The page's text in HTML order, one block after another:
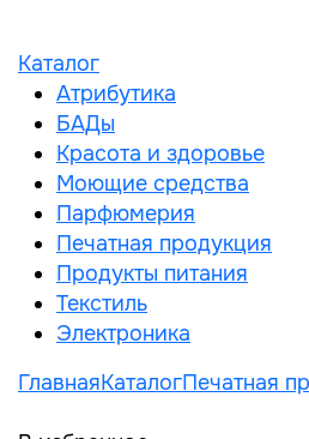
Каталог
Атрибутика
БАДы
Красота и здоровье
Моющие средства
Парфюмерия
Печатная продукция
Продукты питания
Текстиль
Электроника
ГлавнаяКаталогПечатная